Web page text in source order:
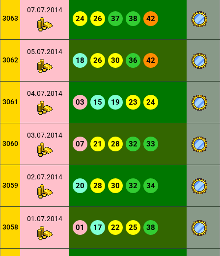
3063
07.07.2014
24 26 37 38 42
3062
05.07.2014
18 26 30 36 42
3061
04.07.2014
03 15 19 23 24
3060
03.07.2014
07 21 28 32 33
3059
02.07.2014
20 28 30 32 34
3058
01.07.2014
01 17 22 25 38